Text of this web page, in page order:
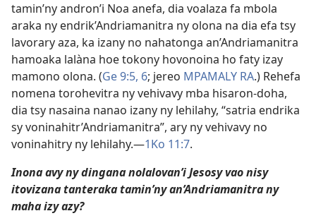
tamin’ny andron’i Noa anefa, dia voalaza fa mbola
araka ny endrik’Andriamanitra ny olona na dia efa tsy
lavorary aza, ka izany no nahatonga an’Andriamanitra
hamoaka lalàna hoe tokony hovonoina ho faty izay
mamono olona. (Ge 9:5, 6; jereo MPAMALY RA.) Rehefa
nomena torohevitra ny vehivavy mba hisaron-doha,
dia tsy nasaina nanao izany ny lehilahy, “satria endrika
sy voninahitr’Andriamanitra”, ary ny vehivavy no
voninahitry ny lehilahy.​—1Ko 11:7.
Inona avy ny dingana nolalovan’i Jesosy vao nisy
itovizana tanteraka tamin’ny an’Andriamanitra ny
maha izy azy?